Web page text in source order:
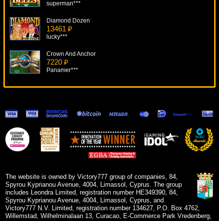
superman***
Diamond Dozen
13461 ₽
lucky***
Crown And Anchor
7220 ₽
Panamer***
Wheel Of Fortune: Triple Extreme Spin
16172 ₽
lucky***
Blade
The website is owned by Victory777 group of companies, 84,
Spyrou Kyprianou Avenue, 4004, Limassol, Cyprus. The group
includes Leondra Limited, registration number HE349390, 84,
Spyrou Kyprianou Avenue, 4004, Limassol, Cyprus, and
Victory777 N.V. Limited, registration number 134627, P.O. Box 4762,
Willemstad, Wilhelminalaan 13, Curacao, E-Commerce Park Vredenberg,